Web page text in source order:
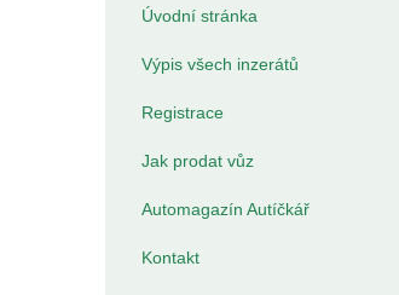
Úvodní stránka
Výpis všech inzerátů
Registrace
Jak prodat vůz
Automagazín Autíčkář
Kontakt